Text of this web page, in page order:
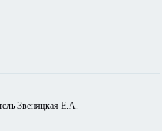
Звеняцкая Е.А.